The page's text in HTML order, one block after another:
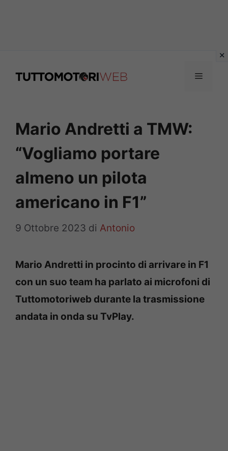
Menu
Mario Andretti a TMW:
“Vogliamo portare
almeno un pilota
americano in F1”
9 Ottobre 2023 di Antonio
Mario Andretti in procinto di arrivare in F1
con un suo team ha parlato ai microfoni di
Tuttomotoriweb durante la trasmissione
andata in onda su TvPlay.